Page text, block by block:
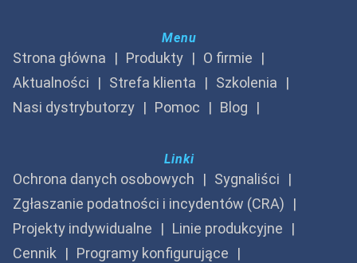
Menu
Strona główna Produkty
O firmie
Aktualności
Strefa klienta
Szkolenia
Nasi dystrybutorzy
Pomoc Blog
Linki
Ochrona danych osobowych
Sygnaliści
Zgłaszanie podatności i incydentów (CRA)
Projekty indywidualne
Linie produkcyjne
Cennik
Programy konfigurujące